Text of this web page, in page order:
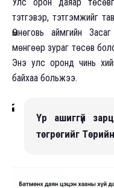
тэтгэвэр, тэтгэмжийг
Өмнөговь аймгийн
мөнгөөр зураг төсөв
Энэ улс оронд чинь
байхаа больжээ.
Үр ашиггүй
төгрөгийг